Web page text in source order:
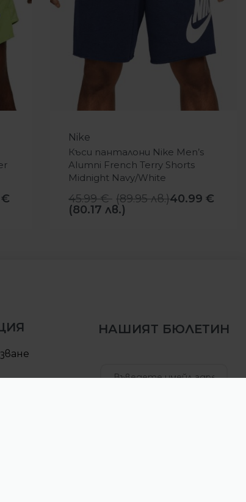
€
Nike
Къси панталони Nike Men’s
Alumni French Terry Shorts
Midnight Navy/White
45.99€ (89.95лв.)40.99€
(80.17 лв.)
НАШИЯТ БЮЛЕТИН